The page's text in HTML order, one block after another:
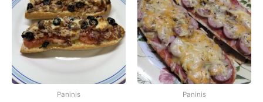
Paninis Paninis